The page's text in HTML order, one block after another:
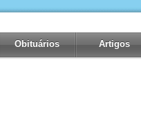
Obituários Artigos